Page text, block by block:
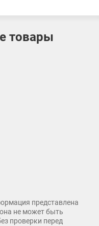
товары
представлена
не может быть
проверки перед